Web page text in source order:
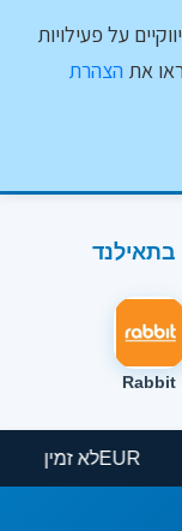
על פעילויות
את הצהרת
בתאילנד
Rabbit
EURלא זמין